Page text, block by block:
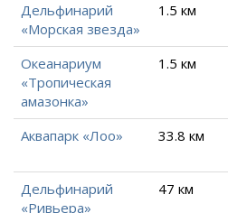
Дельфинарий
«Морская звезда»
1.5 км
Океанариум
«Тропическая
амазонка»
1.5 км
Аквапарк «Лоо» 33.8 км
Дельфинарий
«Ривьера»
47 км